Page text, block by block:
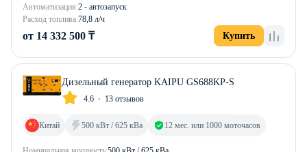
Автоматизация:2 - автозапуск
Расход топлива:78,8 л/ч
от 14 332 500 ₸ Купить
Дизельный генератор KAIPU GS688KP-S
4.6 13 отзывов
Китай 500 кВт / 625 кВа 12 мес. или 1000 моточасов